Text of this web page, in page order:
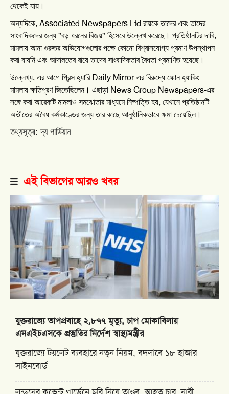
থেকেই যায়।
অন্যদিকে, Associated Newspapers Ltd রায়কে তাদের এবং তাদের
সাংবাদিকদের জন্য "বড় ধরনের বিজয়" হিসেবে উল্লেখ করেছে। প্রতিষ্ঠানটির দাবি,
মামলায় আনা গুরুতর অভিযোগগুলোর পক্ষে কোনো বিশ্বাসযোগ্য প্রমাণ উপস্থাপন
করা যায়নি এবং আদালতের রায়ে তাদের সাংবাদিকতার বৈধতা প্রমাণিত হয়েছে।
উল্লেখ্য, এর আগে প্রিন্স হ্যারিDaily Mirror-এর বিরুদ্ধে ফোন হ্যাকিং
মামলায় ক্ষতিপূরণ জিতেছিলেন। এছাড়া News Group Newspapers-এর
সঙ্গে করা আরেকটি মামলাও সমঝোতার মাধ্যমে নিষ্পত্তি হয়, যেখানে প্রতিষ্ঠানটি
অতীতের অবৈধ কর্মকাণ্ডের জন্য তার কাছে আনুষ্ঠানিকভাবে ক্ষমা চেয়েছিল।
তথ্যসূত্র:দ্য গার্ডিয়ান
এই বিভাগের আরও খবর
যুক্তরাজ্যে তাপপ্রবাহে ২,৮৭৭ মৃত্যু, চাপ মোকাবিলায়
এনএইচএসকে প্রস্তুতির নির্দেশ স্বাস্থ্যমন্ত্রীর
যুক্তরাজ্যে টয়লেট ব্যবহারে নতুন নিয়ম, বদলাবে ১৮ হাজার
সাইনবোর্ড